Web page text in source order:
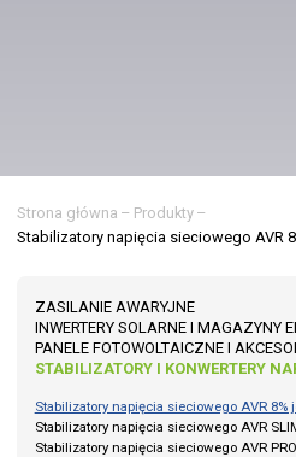
Strona główna – Produkty –
Stabilizatory napięcia sieciowego AVR
ZASILANIE AWARYJNE
INWERTERY SOLARNE I MAGAZYNY
PANELE FOTOWOLTAICZNE I
STABILIZATORY I KONWERTERY
Stabilizatory napięcia sieciowego AVR 8%
Stabilizatory napięcia sieciowego AVR
Stabilizatory napięcia sieciowego AVR